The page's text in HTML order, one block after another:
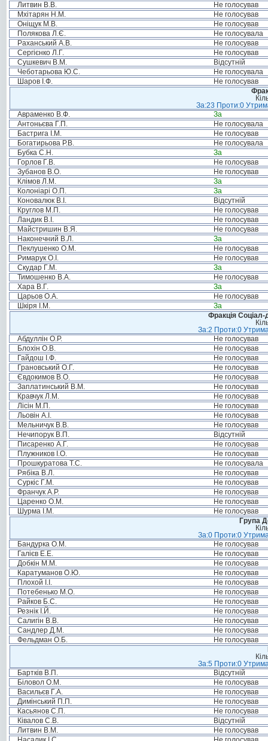
Литвин В.В.
Не голосував
Мхітарян Н.М.
Не голосував
Оніщук М.В.
Не голосував
Полякова Л.Є.
Не голосувала
Раханський А.В.
Не голосував
Сергієнко Л.Г.
Не голосував
Сушкевич В.М.
Відсутній
Чеботарьова Ю.С.
Не голосувала
Шаров І.Ф.
Не голосував
За:23 Проти:0
Авраменко В.Ф.
За
Антоньєва Г.П.
Не голосувала
Бастрига І.М.
Не голосував
Богатирьова Р.В.
Не голосувала
Бубка С.Н.
За
Горлов Г.В.
Не голосував
Зубанов В.О.
Не голосував
Клімов Л.М.
За
Колоніарі О.П.
За
Коновалюк В.І.
Відсутній
Круглов М.П.
Не голосував
Ландик В.І.
Не голосував
Майстришин В.Я.
Не голосував
Наконечний В.Л.
За
Пеклушенко О.М.
Не голосував
Римарук О.І.
Не голосував
Скудар Г.М.
За
Тимошенко В.А.
Не голосував
Хара В.Г.
За
Царьов О.А.
Не голосував
Шкіря І.М.
За
Фракція Соціал-
За:2 Проти:0
Абдуллін О.Р.
Не голосував
Блохін О.В.
Не голосував
Гайдош І.Ф.
Не голосував
Грановський О.Г.
Не голосував
Євдокимов В.О.
Не голосував
Заплатинський В.М.
Не голосував
Кравчук Л.М.
Не голосував
Лісін М.П.
Не голосував
Льовін А.І.
Не голосував
Мельничук В.В.
Не голосував
Нечипорук В.П.
Відсутній
Писаренко А.Г.
Не голосував
Плужников І.О.
Не голосував
Прошкуратова Т.С.
Не голосувала
Рябіка В.Л.
Не голосував
Суркіс Г.М.
Не голосував
Франчук А.Р.
Не голосував
Царенко О.М.
Не голосував
Шурма І.М.
Не голосував
Група
За:0 Проти:0
Бандурка О.М.
Не голосував
Галієв Е.Е.
Не голосував
Добкін М.М.
Не голосував
Каратуманов О.Ю.
Не голосував
Плохой І.І.
Не голосував
Потебенько М.О.
Не голосував
Райков Б.С.
Не голосував
Резнік І.Й.
Не голосував
Салигін В.В.
Не голосував
Сандлер Д.М.
Не голосував
Фельдман О.Б.
Не голосував
За:5 Проти:0
Бартків В.П.
Відсутній
Біловол О.М.
Не голосував
Васильєв Г.А.
Не голосував
Димінський П.П.
Не голосував
Касьянов С.П.
Не голосував
Ківалов С.В.
Відсутній
Литвин В.М.
Не голосував